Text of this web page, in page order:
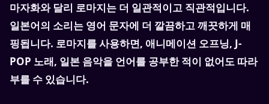
마자화와 달리 로마지는 더 일관적이고 직관적입니다.
일본어의 소리는 영어 문자에 더 깔끔하고 깨끗하게 매
핑됩니다. 로마지를 사용하면, 애니메이션 오프닝, J-
POP 노래, 일본 음악을 언어를 공부한 적이 없어도 따라
부를 수 있습니다.